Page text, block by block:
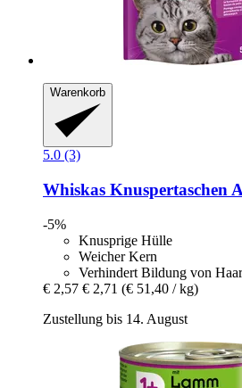
Warenkorb
5.0 (3)
Whiskas Knuspertaschen
-5%
Knusprige Hülle
Weicher Kern
Verhindert Bildung von
€ 2,57 € 2,71 (€ 51,40 / kg)
Zustellung bis 14. August